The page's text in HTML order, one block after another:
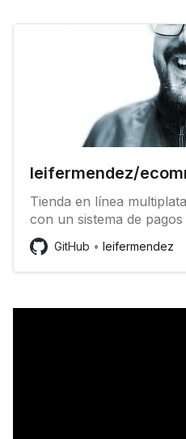
leifermendez/
Tienda en línea
con un sistema de
comisión por transición,
de tiendas entro otras
leifermendez/ecom...
GitHub leifermendez